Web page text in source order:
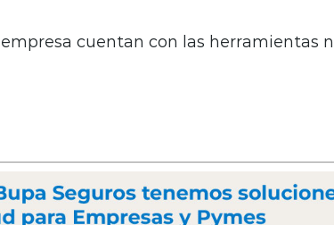
cuentan con las herramientas